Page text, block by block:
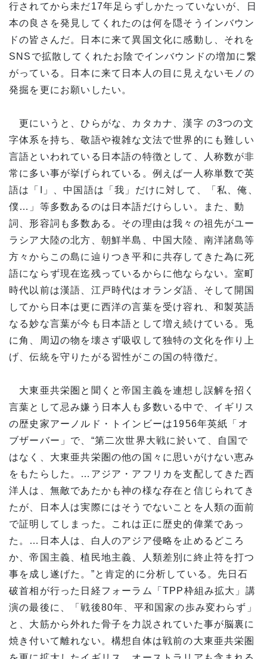
行されてから未だ17年足らずしかたっていないが、日
本の良さを発見してくれたのは何を隠そうインバウン
ドの皆さんだ。日本に来て異国文化に感動し、それを
SNSで拡散してくれたお陰でインバウンドの増加に繋
がっている。日本に来て日本人の目に見えないモノの
発掘を更にお願いしたい。
更にいうと、ひらがな、カタカナ、漢字 の3つの文
字体系を持ち、敬語や複雑な文法で世界的にも難しい
言語といわれている日本語の特徴として、人称数が非
常に多い事が挙げられている。例えば一人称単数で英
語は「I」、中国語は「我」だけに対して、「私、俺、
僕…」等多数あるのは日本語だけらしい。また、動
詞、形容詞も多数ある。その理由は我々の祖先がユー
ラシア大陸の北方、朝鮮半島、中国大陸、南洋諸島等
方々からこの島に辿りつき平和に共存してきた為に死
語にならず現在迄残っているからに他ならない。室町
時代以前は漢語、江戸時代はオランダ語、そして開国
してから日本は更に西洋の言葉を受け容れ、和製英語
なる妙な言葉が今も日本語として増え続けている。兎
に角、周辺の物を壊さず吸収して独特の文化を作り上
げ、伝統を守りたがる習性がこの国の特徴だ。
大東亜共栄圏と聞くと帝国主義を連想し誤解を招く
言葉として忌み嫌う日本人も多数いる中で、イギリス
の歴史家アーノルド・トインビーは1956年英紙「オ
ブザーバー」で、“第二次世界大戦に於いて、自国で
はなく、大東亜共栄圏の他の国々に思いがけない恵み
をもたらした。…アジア・アフリカを支配してきた西
洋人は、無敵であたかも神の様な存在と信じられてき
たが、日本人は実際にはそうでないことを人類の面前
で証明してしまった。これは正に歴史的偉業であっ
た。…日本人は、白人のアジア侵略を止めるどころ
か、帝国主義、植民地主義、人類差別に終止符を打つ
事を成し遂げた。”と肯定的に分析している。先日石
破首相が行った日経フォーラム「TPP枠組み拡大」講
演の最後に、「戦後80年、平和国家の歩み変わらず」
と、大筋から外れた骨子を力説されていた事が脳裏に
焼き付いて離れない。構想自体は戦前の大東亜共栄圏